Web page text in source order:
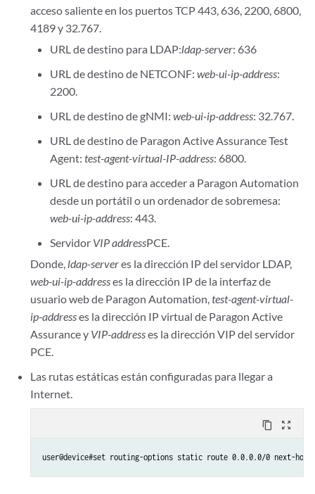
acceso saliente en los puertos TCP 443, 636, 2200, 6800,
4189 y 32.767.
URL de destino para LDAP:ldap-server: 636
URL de destino de NETCONF: web-ui-ip-address:
2200.
URL de destino de gNMI: web-ui-ip-address: 32.767.
URL de destino de Paragon Active Assurance Test
Agent: test-agent-virtual-IP-address: 6800.
URL de destino para acceder a Paragon Automation
desde un portátil o un ordenador de sobremesa:
web-ui-ip-address: 443.
Servidor VIP addressPCE.
Donde, ldap-serveres la dirección IP del servidor LDAP,
web-ui-ip-addresses la dirección IP de la interfaz de
usuario web de Paragon Automation,test-agent-virtual-
ip-addresses la dirección IP virtual de Paragon Active
Assurance y VIP-addresses la dirección VIP del servidor
PCE.
Las rutas estáticas están configuradas para llegar a
Internet.
content_copy zoom_out_map
user@device#set routing-options static route 0.0.0.0/0 next-hop